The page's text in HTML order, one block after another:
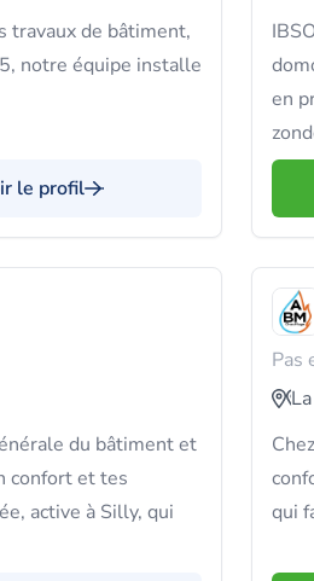
travaux de bâtiment,
notre équipe installe
le profil
en
du bâtiment et
confort et tes
active à Silly, qui
Pas
qui